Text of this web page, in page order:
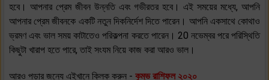
হবে। আপনার প্রেম জীবন উন্নতি এবং গভীরতর হবে। এই সময়ের মধ্যে, আপনি
আপনার প্রেম জীবনকে একটি নতুন দিকনির্দেশ দিতে পারেন। আপনি একসাথে কোথাও
ভ্রমণ এবং ভাল সময় কাটাতেও পরিকল্পনা করতে পারেন। 20 নভেম্বর পরে পরিস্থিতি
কিছুটা খারাপ হতে পারে, তাই সংযম নিয়ে কাজ করা আরও ভাল।
আরও পড়ার জন্যে এইখানে ক্লিক করুন - কুম্ভ রাশিফল ২০২০